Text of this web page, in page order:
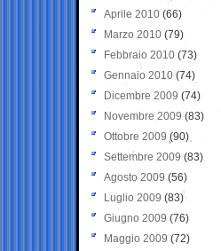
Aprile 2010 (66)
Marzo 2010 (79)
Febbraio 2010 (73)
Gennaio 2010 (74)
Dicembre 2009 (74)
Novembre 2009 (83)
Ottobre 2009 (90)
Settembre 2009 (83)
Agosto 2009 (56)
Luglio 2009 (83)
Giugno 2009 (76)
Maggio 2009 (72)